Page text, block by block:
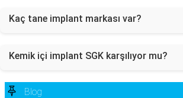
Kaç tane implant markası var?
Kemik içi implant SGK karşılıyor mu?
Blog